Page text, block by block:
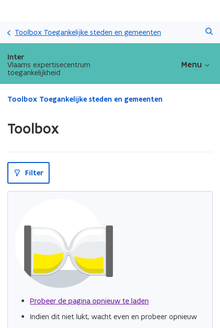
naar
Toolbox Toegankelijke steden en gemeenten
Inter
Vlaams expertisecentrum
toegankelijkheid
Menu
Gedaan
op:
Toolbox
Toolbox Toegankelijke steden en gemeenten
Toolbox
Filter
Probeer de pagina opnieuw te laden
Indien dit niet lukt, wacht even en probeer opnieuw